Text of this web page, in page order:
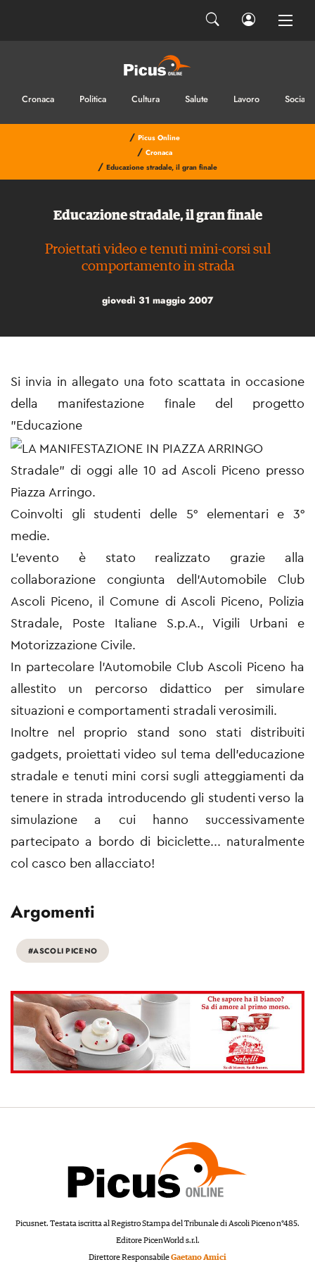
Cronaca Politica Cultura Salute Lavoro Sociale
/ Picus Online
/ Cronaca
/ Educazione stradale, il gran finale
Educazione stradale, il gran finale
Proiettati video e tenuti mini-corsi sul
comportamento in strada
giovedì 31 maggio 2007
Si invia in allegato una foto scattata in occasione
della manifestazione finale del progetto
"Educazione
Stradale" di oggi alle 10 ad Ascoli Piceno presso
Piazza Arringo.
Coinvolti gli studenti delle 5° elementari e 3°
medie.
L'evento è stato realizzato grazie alla
collaborazione congiunta dell'Automobile Club
Ascoli Piceno, il Comune di Ascoli Piceno, Polizia
Stradale, Poste Italiane S.p.A., Vigili Urbani e
Motorizzazione Civile.
In partecolare l'Automobile Club Ascoli Piceno ha
allestito un percorso didattico per simulare
situazioni e comportamenti stradali verosimili.
Inoltre nel proprio stand sono stati distribuiti
gadgets, proiettati video sul tema dell'educazione
stradale e tenuti mini corsi sugli atteggiamenti da
tenere in strada introducendo gli studenti verso la
simulazione a cui hanno successivamente
partecipato a bordo di biciclette... naturalmente
col casco ben allacciato!
Argomenti
#ASCOLI PICENO
Picusnet. Testata iscritta al Registro Stampa del Tribunale di Ascoli Piceno n°485.
Editore PicenWorld s.r.l.
Direttore ResponsabileGaetano Amici